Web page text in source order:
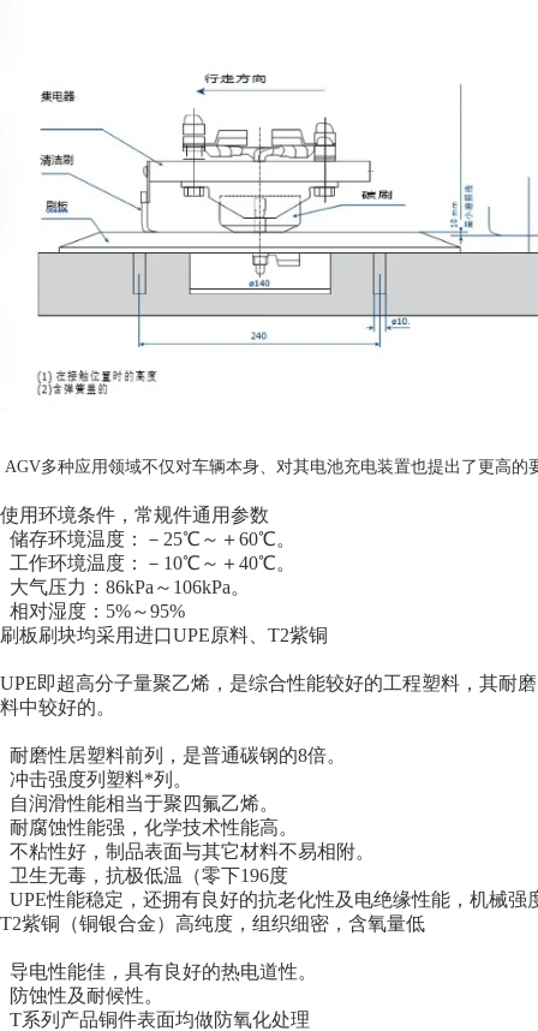
AGV多种应用领域不仅对车辆本身、对其电池充电装置也提出了更高的
使用环境条件，常规件通用参数
储存环境温度：－25℃～＋60℃。
工作环境温度：－10℃～＋40℃。
大气压力：86kPa～106kPa。
相对湿度：5%～95%
刷板刷块均采用进口UPE原料、T2紫铜
UPE即超高分子量聚乙烯，是综合性能较好的工程塑料，其耐
料中较好的。
耐磨性居塑料前列，是普通碳钢的8倍。
冲击强度列塑料*列。
自润滑性能相当于聚四氟乙烯。
耐腐蚀性能强，化学技术性能高。
不粘性好，制品表面与其它材料不易相附。
卫生无毒，抗极低温（零下196度
UPE性能稳定，还拥有良好的抗老化性及电绝缘性能，机械强
T2紫铜（铜银合金）高纯度，组织细密，含氧量低
导电性能佳，具有良好的热电道性。
防蚀性及耐候性。
T系列产品铜件表面均做防氧化处理